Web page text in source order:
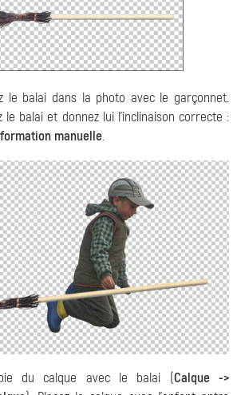
le balai dans la photo avec le garçonnet.
le balai et donnez lui l'inclinaison correcte :
manuelle.
du calque avec le balai (Calque ->